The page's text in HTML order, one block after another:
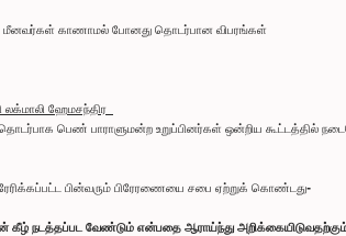
மீனவர்கள் காணாமல் போனது தொடர்பான விபரங்கள்
ஹேமசந்திர
தொடர்பாக பெண் பாராளுமன்ற உறுப்பினர்கள் ஒன்றிய கூட்டத்தில்
பின்வரும் பிரேரணையை சபை ஏற்றுக் கொண்டது-
நடத்தப்பட வேண்டும் என்பதை ஆராய்ந்து அறிக்கையிடுவதற்கும்,